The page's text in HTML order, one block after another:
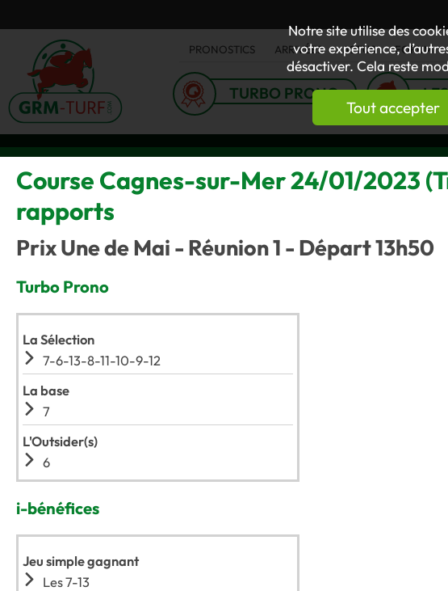
Notre site utilise des
votre expérience,
désactiver. Cela reste
Tout accepter
PRONOSTICS ARRIVÉES ACTUS FORUM
TURBO PRONO
Course Cagnes-sur-Mer 24/01/2023
rapports
Prix Une de Mai - Réunion 1 - Départ 13h50
Turbo Prono
La Sélection
7-6-13-8-11-10-9-12
La base
7
L'Outsider(s)
6
i-bénéfices
Jeu simple gagnant
Les 7-13